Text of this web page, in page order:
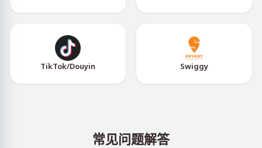
TikTok/Douyin Swiggy
常见问题解答